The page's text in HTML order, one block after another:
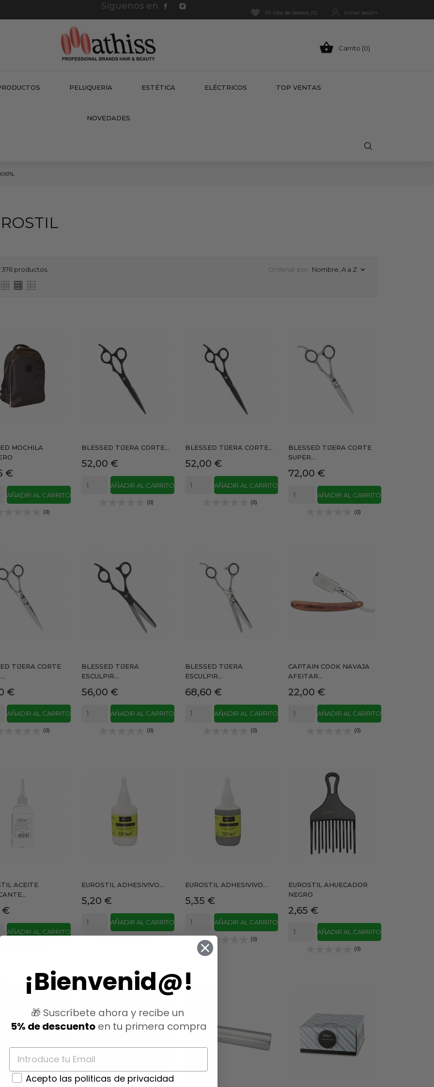
Síguenos en
Mi lista de deseos (0) Iniciar sesión
 Carrito (0)
PELUQUERÍA ESTÉTICA ELÉCTRICOS TOP VENTAS
NOVEDADES
376 productos. Ordenar por: Nombre, A a Z 
MOCHILA
€
AÑADIR AL CARRITO
(0)
BLESSED TIJERA CORTE...
Precio
52,00 €
AÑADIR AL CARRITO
(0)
BLESSED TIJERA CORTE...
Precio
52,00 €
AÑADIR AL CARRITO
(0)
BLESSED TIJERA CORTE
SUPER...
Precio
72,00 €
AÑADIR AL CARRITO
(0)
TIJERA CORTE
€
AÑADIR AL CARRITO
(0)
BLESSED TIJERA
ESCULPIR...
Precio
56,00 €
AÑADIR AL CARRITO
(0)
BLESSED TIJERA
ESCULPIR...
Precio
68,60 €
AÑADIR AL CARRITO
(0)
CAPTAIN COOK NAVAJA
AFEITAR...
Precio
22,00 €
AÑADIR AL CARRITO
(0)
ACEITE
€
AÑADIR AL CARRITO
EUROSTIL ADHESIVIVO...
Precio
5,20 €
AÑADIR AL CARRITO
EUROSTIL ADHESIVIVO...
Precio
5,35 €
AÑADIR AL CARRITO
(0)
EUROSTIL AHUECADOR
NEGRO
Precio
2,65 €
AÑADIR AL CARRITO
(0)
¡Bienvenid@!
🎁 Suscríbete ahora y recibe un
5% de descuentoen tu primera compra
Acepto las politicas de privacidad